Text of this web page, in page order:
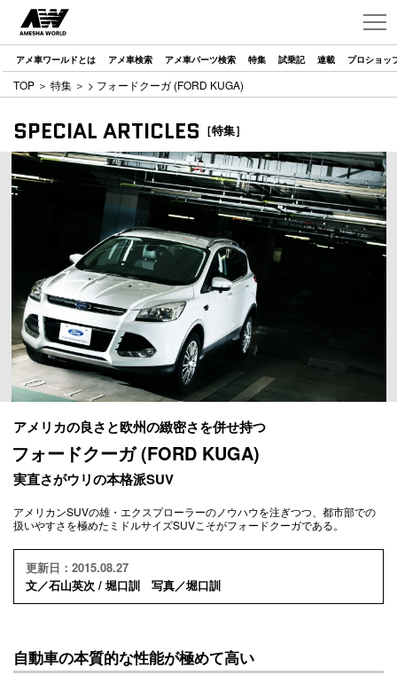
アメ車ワールドとは アメ車検索 アメ車パーツ検索 特集 試乗記 連載 プロショッ
TOP ＞ 特集 ＞ > フォードクーガ (FORD KUGA)
SPECIAL ARTICLES ［特集］
アメリカの良さと欧州の緻密さを併せ持つ
フォードクーガ (FORD KUGA)
実直さがウリの本格派SUV
アメリカンSUVの雄・エクスプローラーのノウハウを注ぎつつ、都市部での
扱いやすさを極めたミドルサイズSUVこそがフォードクーガである。
更新日：2015.08.27
文／石山英次 / 堀口訓 写真／堀口訓
自動車の本質的な性能が極めて高い